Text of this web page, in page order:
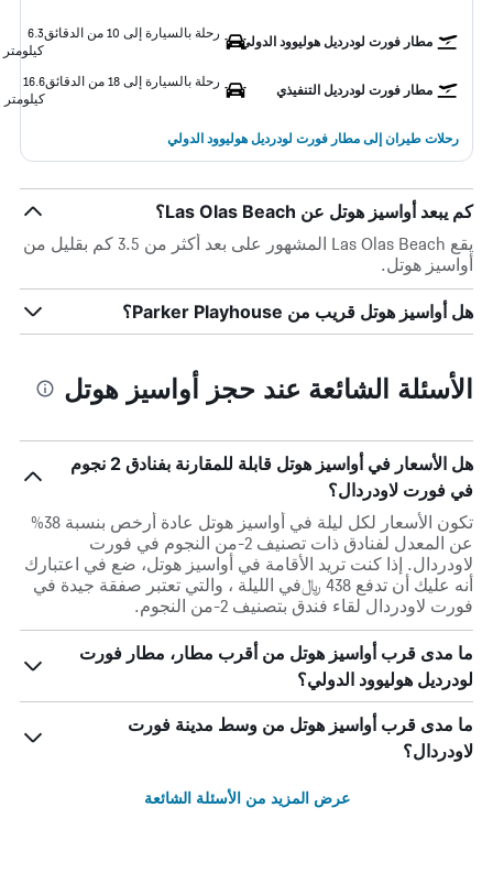
مطار فورت لودرديل هوليوود الدولي
رحلة بالسيارة إلى 10 من الدقائق
6.3
كيلومتر
مطار فورت لودرديل التنفيذي
رحلة بالسيارة إلى 18 من الدقائق
16.6
كيلومتر
رحلات طيران إلى مطار فورت لودرديل هوليوود الدولي
كم يبعد أواسيز هوتل عن Las Olas Beach؟
يقع Las Olas Beach المشهور على بعد أكثر من 3.5 كم بقليل من
أواسيز هوتل.
هل أواسيز هوتل قريب من Parker Playhouse؟
الأسئلة الشائعة عند حجز أواسيز هوتل
هل الأسعار في أواسيز هوتل قابلة للمقارنة بفنادق 2 نجوم
في فورت لاودردال؟
تكون الأسعار لكل ليلة في أواسيز هوتل عادة أرخص بنسبة 38%
عن المعدل لفنادق ذات تصنيف 2-من النجوم في فورت
لاودردال. إذا كنت تريد الأقامة في أواسيز هوتل، ضع في اعتبارك
أنه عليك أن تدفع 438 ﷼في الليلة ، والتي تعتبر صفقة جيدة في
فورت لاودردال لقاء فندق بتصنيف 2-من النجوم.
ما مدى قرب أواسيز هوتل من أقرب مطار، مطار فورت
لودرديل هوليوود الدولي؟
ما مدى قرب أواسيز هوتل من وسط مدينة فورت
لاودردال؟
عرض المزيد من الأسئلة الشائعة